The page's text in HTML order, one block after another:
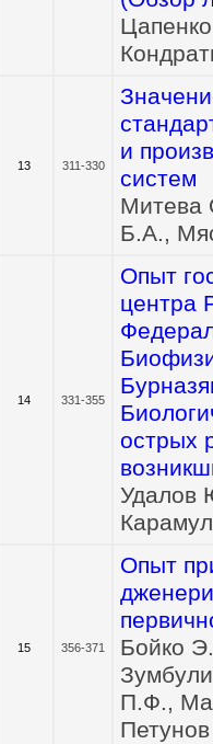
13 311-330
и
систем
Митева
Б.А.,
14 331-355
Опыт
центра
острых
Удалов
15 356-371
Опыт
Бойко
П.Ф.,